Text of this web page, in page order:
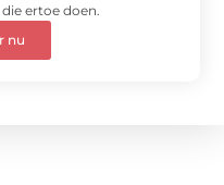
ertoe doen.
nu